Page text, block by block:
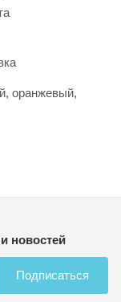
оранжевый,
новостей
Подписаться